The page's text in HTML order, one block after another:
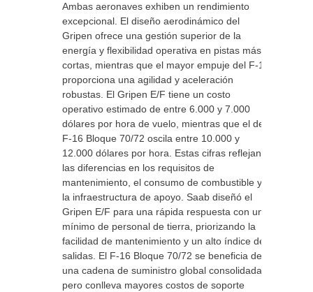
Ambas aeronaves exhiben un rendimiento
excepcional. El diseño aerodinámico del
Gripen ofrece una gestión superior de la
energía y flexibilidad operativa en pistas más
cortas, mientras que el mayor empuje del F-16
proporciona una agilidad y aceleración
robustas. El Gripen E/F tiene un costo
operativo estimado de entre 6.000 y 7.000
dólares por hora de vuelo, mientras que el del
F-16 Bloque 70/72 oscila entre 10.000 y
12.000 dólares por hora. Estas cifras reflejan
las diferencias en los requisitos de
mantenimiento, el consumo de combustible y
la infraestructura de apoyo. Saab diseñó el
Gripen E/F para una rápida respuesta con un
mínimo de personal de tierra, priorizando la
facilidad de mantenimiento y un alto índice de
salidas. El F-16 Bloque 70/72 se beneficia de
una cadena de suministro global consolidada,
pero conlleva mayores costos de soporte